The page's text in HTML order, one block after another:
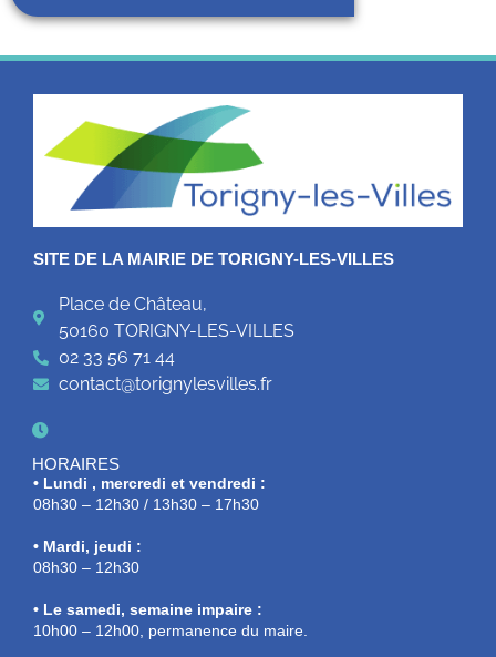
SITE DE LA MAIRIE DE TORIGNY-LES-VILLES
Place de Château,
50160 TORIGNY-LES-VILLES
02 33 56 71 44
contact@torignylesvilles.fr
HORAIRES
• Lundi , mercredi et vendredi :
08h30 – 12h30 / 13h30 – 17h30
• Mardi, jeudi :
08h30 – 12h30
• Le samedi, semaine impaire :
10h00 – 12h00, permanence du maire.